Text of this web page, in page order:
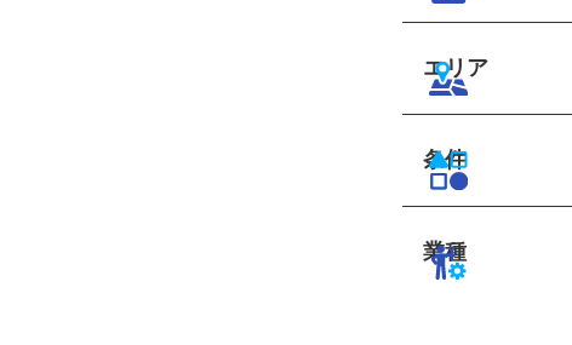
エリア
条件
業種